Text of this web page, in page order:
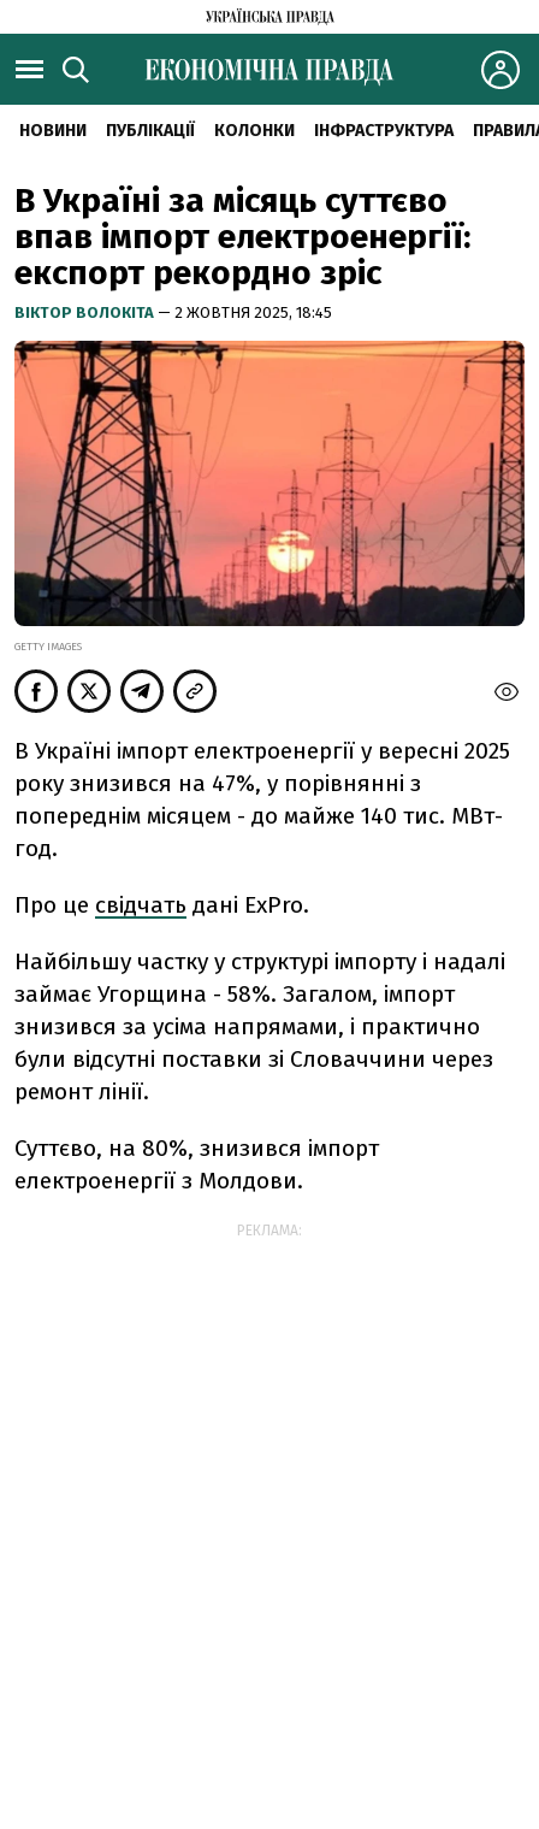
НОВИНИ ПУБЛІКАЦІЇ КОЛОНКИ ІНФРАСТРУКТУРА
В Україні за місяць суттєво
впав імпорт електроенергії:
експорт рекордно зріс
ВІКТОР ВОЛОКІТА — 2 ЖОВТНЯ 2025, 18:45
GETTY IMAGES
В Україні імпорт електроенергії у вересні 2025
року знизився на 47%, у порівнянні з
попереднім місяцем - до майже 140 тис. МВт-
год.
Про це свідчать дані ExPro.
Найбільшу частку у структурі імпорту і надалі
займає Угорщина - 58%. Загалом, імпорт
знизився за усіма напрямами, і практично
були відсутні поставки зі Словаччини через
ремонт лінії.
Суттєво, на 80%, знизився імпорт
електроенергії з Молдови.
РЕКЛАМА: